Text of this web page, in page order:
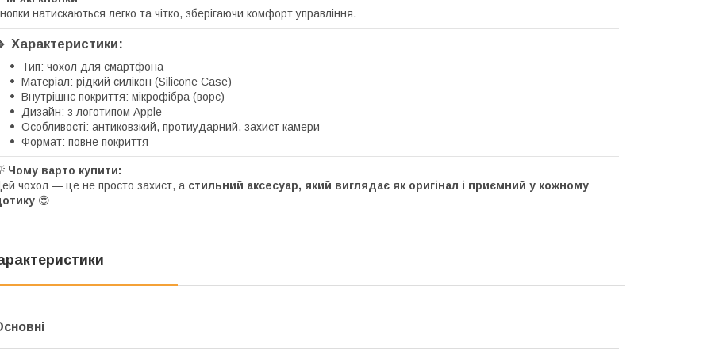
натискаються легко та чітко, зберігаючи комфорт управління.
Характеристики:
Тип: чохол для смартфона
Матеріал: рідкий силікон (Silicone Case)
Внутрішнє покриття: мікрофібра (ворс)
Дизайн: з логотипом Apple
Особливості: антиковзкий, протиударний, захист камери
Формат: повне покриття
Чому варто купити:
чохол — це не просто захист, а стильний аксесуар, який виглядає як оригінал і приємний у кожному
😍